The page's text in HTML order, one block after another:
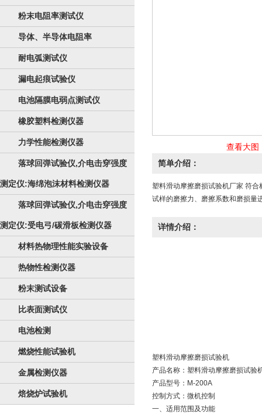
粉末电阻率测试仪
导体、半导体电阻率
耐电弧测试仪
漏电起痕试验仪
电池隔膜电弱点测试仪
橡胶塑料检测仪器
力学性能检测仪器
落球回弹试验仪,介电击穿强度
测定仪:海绵泡沫材料检测仪器
落球回弹试验仪,介电击穿强度
测定仪:受电弓/碳滑板检测仪器
材料热物理性能实验设备
热物性检测仪器
粉末测试设备
比表面测试仪
电池检测
燃烧性能试验机
金属检测仪器
焙烧炉试验机
查看大图
简单介绍：
塑料滑动摩擦磨损试验机厂家 符
试样的磨擦力、磨擦系数和磨损量
详情介绍：
塑料滑动摩擦磨损试验机
产品名称：塑料滑动摩擦磨损试验
产品型号：M-200A
控制方式：微机控制
一、适用范围及功能